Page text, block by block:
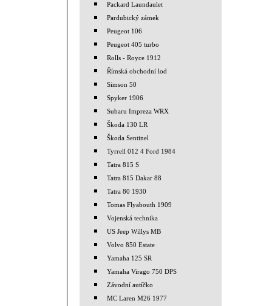
Packard Laundaulet
Pardubický zámek
Peugeot 106
Peugeot 405 turbo
Rolls - Royce 1912
Římská obchodní lod
Simson 50
Spyker 1906
Subaru Impreza WRX
Škoda 130 LR
Škoda Sentinel
Tyrrell 012 4 Ford 1984
Tatra 815 S
Tatra 815 Dakar 88
Tatra 80 1930
Tomas Flyabouth 1909
Vojenská technika
US Jeep Willys MB
Volvo 850 Estate
Yamaha 125 SR
Yamaha Virago 750 DPS
Závodní autíčko
MC Laren M26 1977